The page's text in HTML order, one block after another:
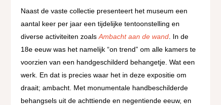
Naast de vaste collectie presenteert het museum een
aantal keer per jaar een tijdelijke tentoonstelling en
diverse activiteiten zoalsAmbacht aan de wand . In de
18e eeuw was het namelijk “on trend” om alle kamers te
voorzien van een handgeschilderd behangetje. Wat een
werk. En dat is precies waar het in deze expositie om
draait; ambacht. Met monumentale handbeschilderde
behangsels uit de achttiende en negentiende eeuw, en